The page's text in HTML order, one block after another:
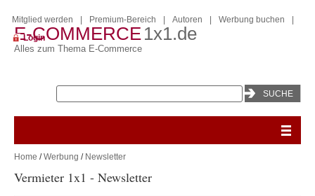
E-COMMERCE1x1.de
Alles zum Thema E-Commerce
Mitglied werden Premium-Bereich Autoren Werbung buchen
Login
Home /Werbung / Newsletter
Vermieter 1x1 - Newsletter